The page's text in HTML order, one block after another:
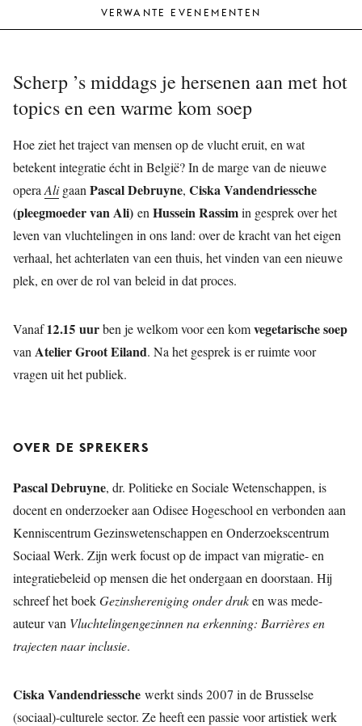
VERWANTE EVENEMENTEN
Scherp ’s middags je hersenen aan met hot
topics en een warme kom soep
Hoe ziet het traject van mensen op de vlucht eruit, en wat
betekent integratie écht in België? In de marge van de nieuwe
opera Aligaan Pascal Debruyne, Ciska Vandendriessche
(pleegmoeder van Ali) en Hussein Rassimin gesprek over het
leven van vluchtelingen in ons land: over de kracht van het eigen
verhaal, het achterlaten van een thuis, het vinden van een nieuwe
plek, en over de rol van beleid in dat proces.
Vanaf12.15 uurben je welkom voor een komvegetarische soep
van Atelier Groot Eiland. Na het gesprek is er ruimte voor
vragen uit het publiek.
OVER DE SPREKERS
Pascal Debruyne, dr. Politieke en Sociale Wetenschappen, is
docent en onderzoeker aan Odisee Hogeschool en verbonden aan
Kenniscentrum Gezinswetenschappen en Onderzoekscentrum
Sociaal Werk. Zijn werk focust op de impact van migratie- en
integratiebeleid op mensen die het ondergaan en doorstaan. Hij
schreef het boekGezinshereniging onder druken was mede-
auteur van Vluchtelingengezinnen na erkenning: Barrières en
trajecten naar inclusie.
Ciska Vandendriessche werkt sinds 2007 in de Brusselse
(sociaal)-culturele sector. Ze heeft een passie voor artistiek werk